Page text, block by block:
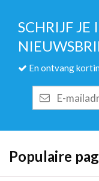
SCHRIJF JE
En ontvang
mailadres
Populaire